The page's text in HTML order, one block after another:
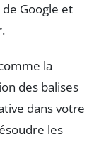
Google et
la
des balises
dans votre
les